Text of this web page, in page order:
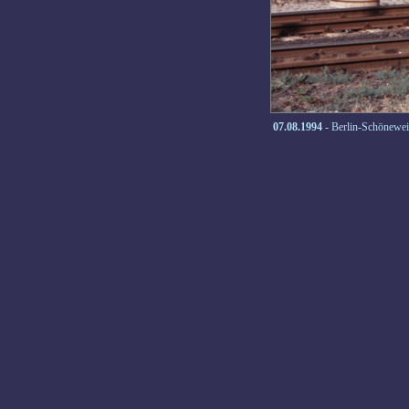
07.08.1994 - Berlin-